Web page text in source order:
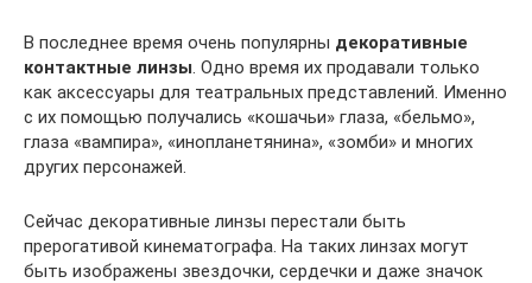
В последнее время очень популярны декоративные
контактные линзы . Одно время их продавали только
как аксессуары для театральных представлений. Именно
с их помощью получались «кошачьи» глаза, «бельмо»,
глаза «вампира», «инопланетянина», «зомби» и многих
других персонажей.
Сейчас декоративные линзы перестали быть
прерогативой кинематографа. На таких линзах могут
быть изображены звездочки, сердечки и даже значок